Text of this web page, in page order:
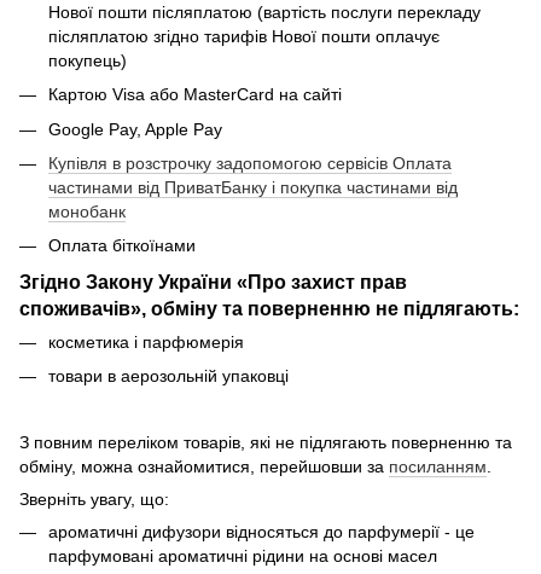
Нової пошти післяплатою (вартість послуги перекладу
післяплатою згідно тарифів Нової пошти оплачує
покупець)
Картою Visa або MasterCard на сайті
Google Pay, Apple Pay
Купівля в розстрочку задопомогою сервісів Оплата
частинами від ПриватБанку і покупка частинами від
монобанк
Оплата біткоїнами
Згідно Закону України «Про захист прав
споживачів», обміну та поверненню не підлягають:
косметика і парфюмерія
товари в аерозольній упаковці
З повним переліком товарів, які не підлягають поверненню та
обміну, можна ознайомитися, перейшовши за посиланням.
Зверніть увагу, що:
ароматичні дифузори відносяться до парфумерії - це
парфумовані ароматичні рідини на основі масел